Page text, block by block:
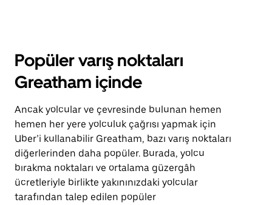
Popüler varış noktaları
Greatham içinde
Ancak yolcular ve çevresinde bulunan hemen
hemen her yere yolculuk çağrısı yapmak için
Uber’i kullanabilir Greatham, bazı varış noktaları
diğerlerinden daha popüler. Burada, yolcu
bırakma noktaları ve ortalama güzergâh
ücretleriyle birlikte yakınınızdaki yolcular
tarafından talep edilen popüler